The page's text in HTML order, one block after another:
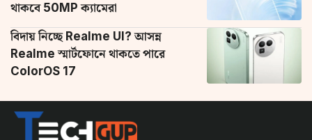
থাকবে 50MP ক্যামেরা
বিদায় নিচ্ছে Realme UI? আসন্ন
Realme স্মার্টফোনে থাকতে পারে
ColorOS 17